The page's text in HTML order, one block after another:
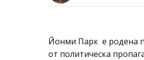
Йонми Парк е родена
от политическа